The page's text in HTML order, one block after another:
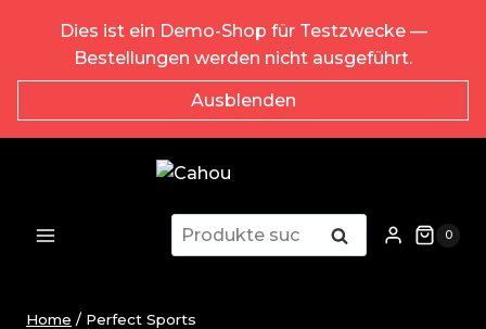
Dies ist ein Demo-Shop für Testzwecke —
Bestellungen werden nicht ausgeführt.
Ausblenden
Suche
nach:
Suche 0
Home / Perfect Sports